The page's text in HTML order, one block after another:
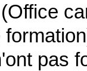
pas